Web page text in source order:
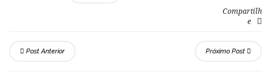
Compartilh
e
Post Anterior Próximo Post